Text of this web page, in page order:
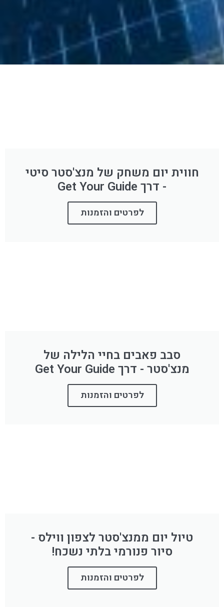
חווית יום משחק של מנצ'סטר סיטי
- דרך Get Your Guide
לפרטים והזמנות
סבב פאבים בחיי הלילה של
מנצ'סטר - דרך Get Your Guide
לפרטים והזמנות
טיול יום ממנצ'סטר לצפון ווילס -
סיור פנורמי בלתי נשכח!
לפרטים והזמנות